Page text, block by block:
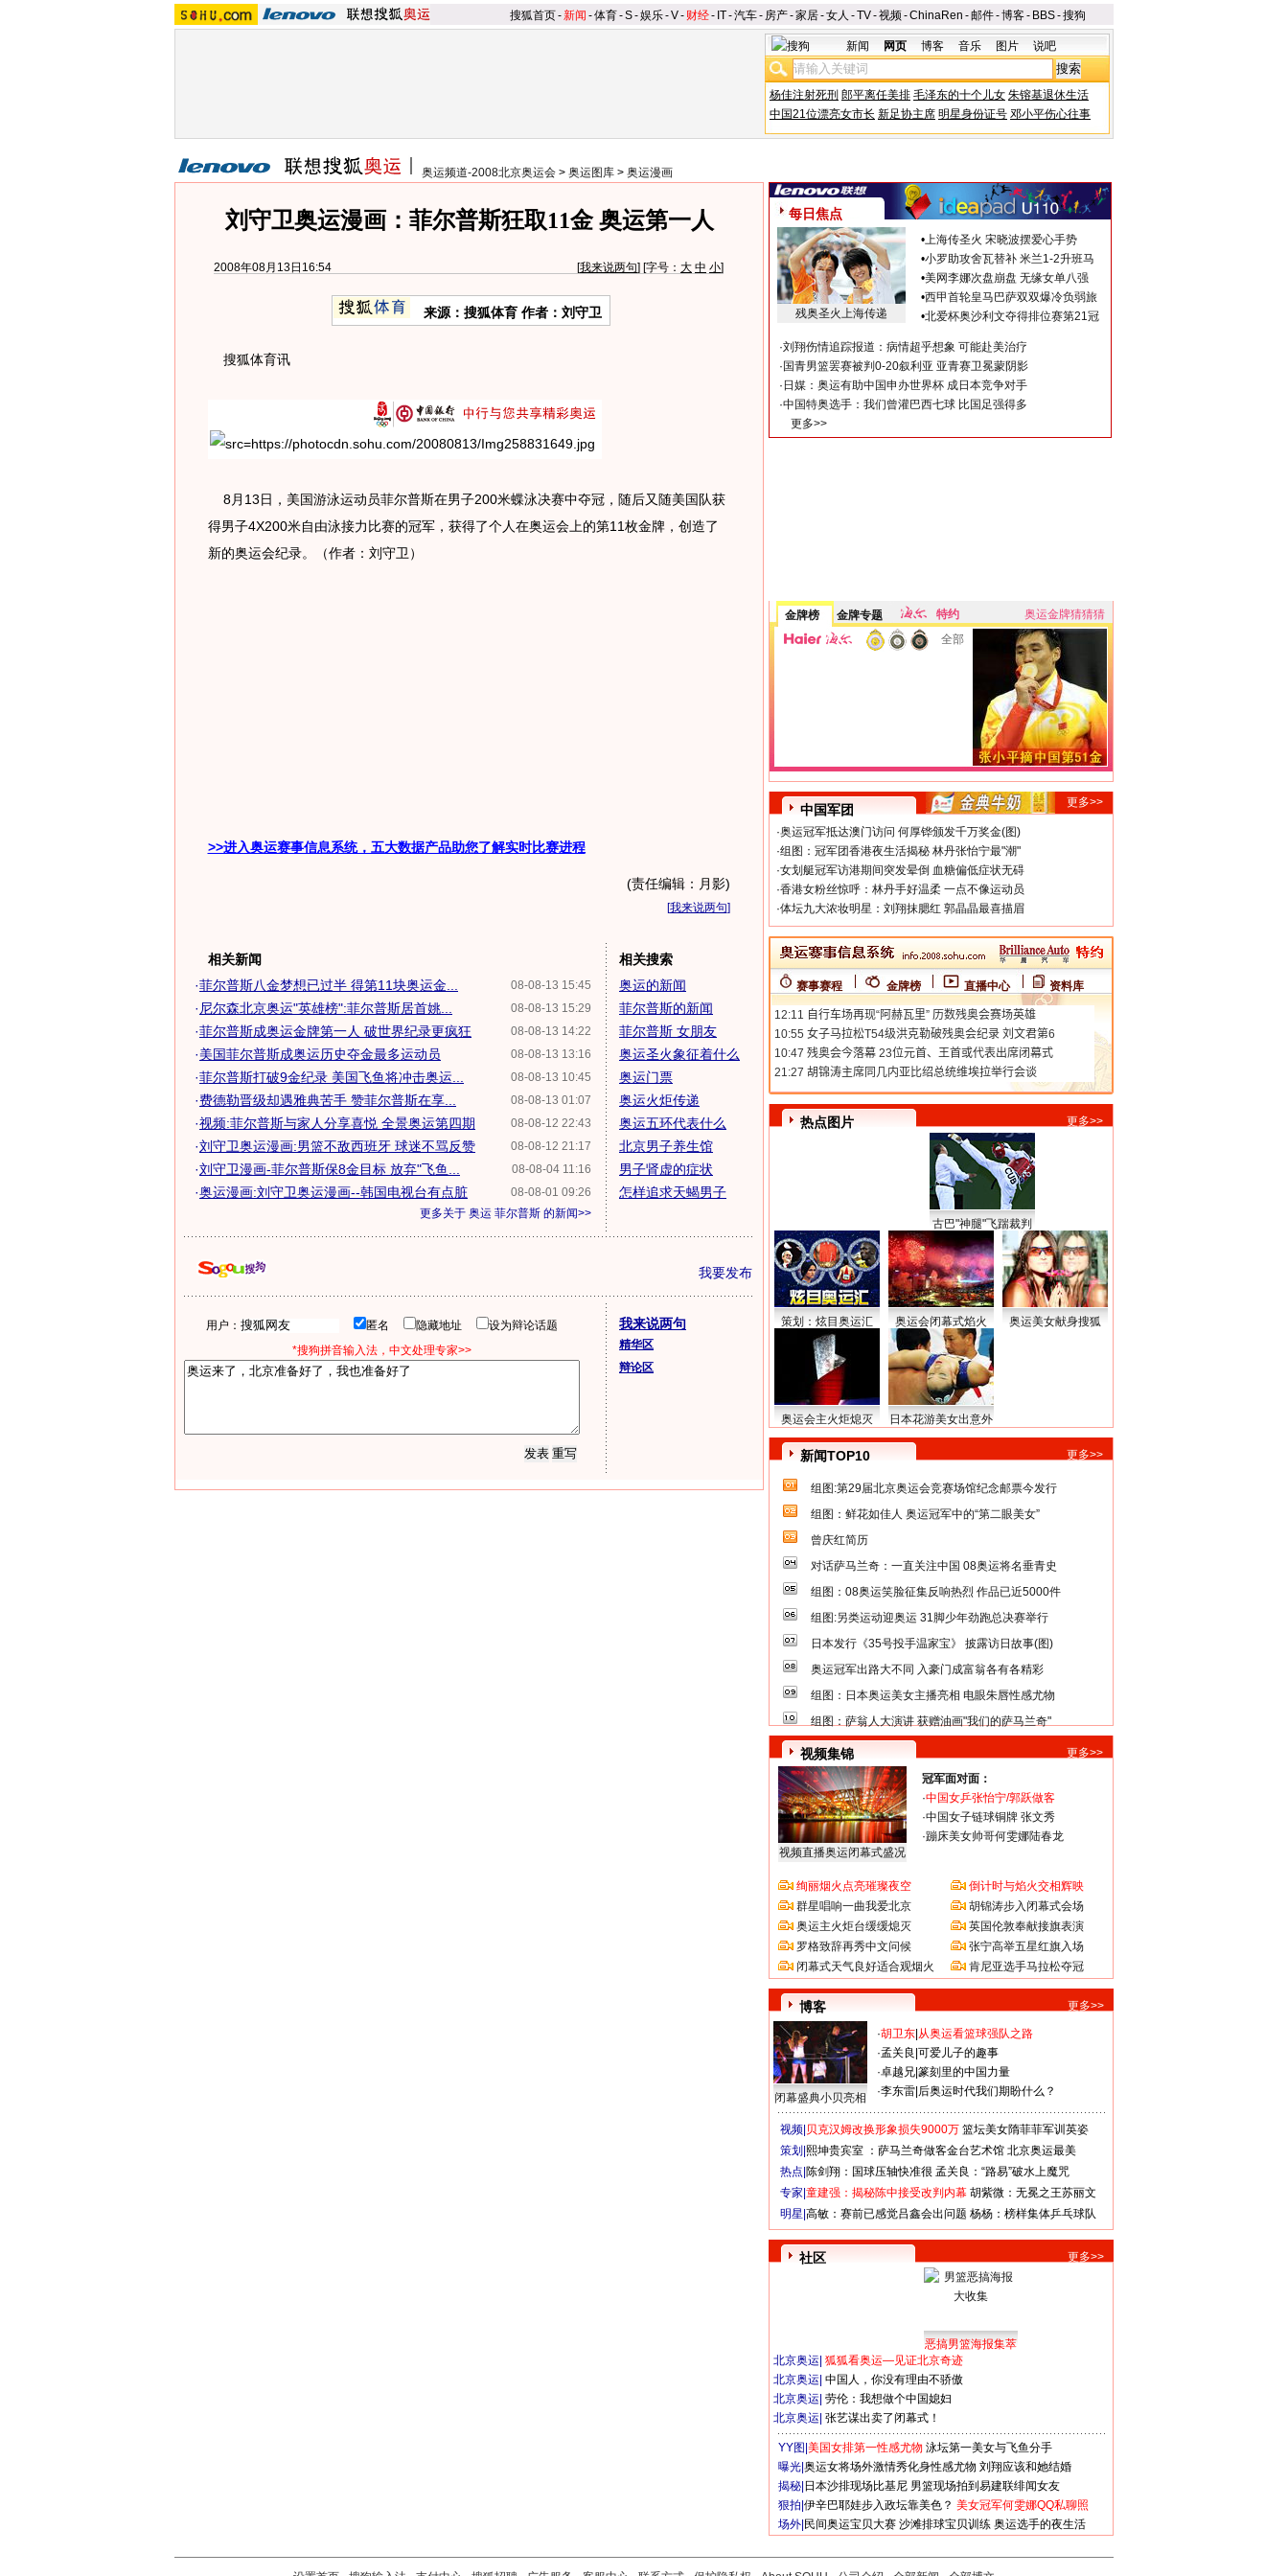
搜狐首页-新闻 -体育-S-娱乐-V- 财经- IT-汽车- 房产-家居-女人 -TV-视频-ChinaRen -邮件-博客- BBS-搜狗
新闻 网页 博客 音乐 图片 说吧
杨佳注射死刑 郎平离任美排 毛泽东的十个儿女 朱镕基退休生活
中国21位漂亮女市长 新足协主席 明星身份证号 邓小平伤心往事
奥运频道-2008北京奥运会 > 奥运图库 > 奥运漫画
刘守卫奥运漫画：菲尔普斯狂取11金 奥运第一人
2008年08月13日16:54 [我来说两句] [字号： 大 中 小]
来源：搜狐体育 作者：刘守卫
搜狐体育讯
8月13日，美国游泳运动员菲尔普斯在男子200米蝶泳决赛中夺冠，随后又随美国队获
得男子4X200米自由泳接力比赛的冠军，获得了个人在奥运会上的第11枚金牌，创造了
新的奥运会纪录。（作者：刘守卫）
>>进入奥运赛事信息系统，五大数据产品助您了解实时比赛进程
(责任编辑：月影)
[我来说两句]
相关新闻
08-08-13 15:45
·菲尔普斯八金梦想已过半 得第11块奥运金...
08-08-13 15:29
· 尼尔森北京奥运"英雄榜":菲尔普斯居首姚...
08-08-13 14:22
·菲尔普斯成奥运金牌第一人 破世界纪录更疯狂
08-08-13 13:16
·美国菲尔普斯成奥运历史夺金最多运动员
08-08-13 10:45
·菲尔普斯打破9金纪录 美国飞鱼将冲击奥运...
08-08-13 01:07
·费德勒晋级却遇雅典苦手 赞菲尔普斯在享...
08-08-12 22:43
·视频:菲尔普斯与家人分享喜悦 全景奥运第四期
08-08-12 21:17
·刘守卫奥运漫画:男篮不敌西班牙 球迷不骂反赞
08-08-04 11:16
·刘守卫漫画-菲尔普斯保8金目标 放弃"飞鱼...
08-08-01 09:26
·奥运漫画:刘守卫奥运漫画--韩国电视台有点脏
更多关于 奥运 菲尔普斯 的新闻>>
相关搜索
奥运的新闻
菲尔普斯的新闻
菲尔普斯 女朋友
奥运圣火象征着什么
奥运门票
奥运火炬传递
奥运五环代表什么
北京男子养生馆
男子肾虚的症状
怎样追求天蝎男子
我要发布
用户： 匿名 隐藏地址
设为辩论话题
*搜狗拼音输入法，中文处理专家>>
我来说两句
精华区
辩论区
每日焦点
残奥圣火上海传递
•上海传圣火 宋晓波摆爱心手势
•小罗助攻舍瓦替补 米兰1-2升班马
•美网李娜次盘崩盘 无缘女单八强
•西甲首轮皇马巴萨双双爆冷负弱旅
•北爱杯奥沙利文夺得排位赛第21冠
·刘翔伤情追踪报道：病情超乎想象 可能赴美治疗
· 国青男篮罢赛被判0-20叙利亚 亚青赛卫冕蒙阴影
· 日媒：奥运有助中国申办世界杯 成日本竞争对手
·中国特奥选手：我们曾灌巴西七球 比国足强得多
更多>>
金牌榜 金牌专题 特约
奥运金牌猜猜猜
全部
中国军团
更多>>
·奥运冠军抵达澳门访问 何厚铧颁发千万奖金(图)
·组图：冠军团香港夜生活揭秘 林丹张怡宁最"潮"
·女划艇冠军访港期间突发晕倒 血糖偏低症状无碍
·香港女粉丝惊呼：林丹手好温柔 一点不像运动员
·体坛九大浓妆明星：刘翔抹腮红 郭晶晶最喜描眉
赛事赛程 金牌榜 直播中心 资料库
热点图片 更多>>
古巴"神腿"飞踹裁判
策划：炫目奥运汇 奥运会闭幕式焰火 奥运美女献身搜狐
奥运会主火炬熄灭 日本花游美女出意外
新闻TOP10 更多>>
组图:第29届北京奥运会竞赛场馆纪念邮票今发行
组图：鲜花如佳人 奥运冠军中的“第二眼美女”
曾庆红简历
对话萨马兰奇：一直关注中国 08奥运将名垂青史
组图：08奥运笑脸征集反响热烈 作品已近5000件
组图:另类运动迎奥运 31脚少年劲跑总决赛举行
日本发行《35号投手温家宝》 披露访日故事(图)
奥运冠军出路大不同 入豪门成富翁各有各精彩
组图：日本奥运美女主播亮相 电眼朱唇性感尤物
组图：萨翁人大演讲 获赠油画"我们的萨马兰奇"
视频集锦 更多>>
视频直播奥运闭幕式盛况
冠军面对面：
·中国女乒张怡宁/郭跃做客
·中国女子链球铜牌 张文秀
·蹦床美女帅哥何雯娜陆春龙
绚丽烟火点亮璀璨夜空
群星唱响一曲我爱北京
奥运主火炬台缓缓熄灭
罗格致辞再秀中文问候
闭幕式天气良好适合观烟火
倒计时与焰火交相辉映
胡锦涛步入闭幕式会场
英国伦敦奉献接旗表演
张宁高举五星红旗入场
肯尼亚选手马拉松夺冠
博客 更多>>
闭幕盛典小贝亮相
·胡卫东 从奥运看篮球强队之路
·孟关良 可爱儿子的趣事
·卓越兄 篆刻里的中国力量
·李东雷 后奥运时代我们期盼什么？
视频| 贝克汉姆改换形象损失9000万 篮坛美女隋菲菲军训英姿
策划| 熙坤贵宾室 ：萨马兰奇做客金台艺术馆 北京奥运最美
热点| 陈剑翔：国球压轴快准很 孟关良：“路易”破水上魔咒
专家| 童建强：揭秘陈中接受改判内幕 胡紫微：无冕之王苏丽文
明星| 高敏：赛前已感觉吕鑫会出问题 杨杨：榜样集体乒乓球队
社区 更多>>
恶搞男篮海报集萃
北京奥运 狐狐看奥运—见证北京奇迹
北京奥运 中国人，你没有理由不骄傲
北京奥运 劳伦：我想做个中国媳妇
北京奥运 张艺谋出卖了闭幕式！
YY图| 美国女排第一性感尤物 泳坛第一美女与飞鱼分手
曝光| 奥运女将场外激情秀化身性感尤物 刘翔应该和她结婚
揭秘| 日本沙排现场比基尼 男篮现场拍到易建联绯闻女友
狠拍| 伊辛巴耶娃步入政坛靠美色？ 美女冠军何雯娜QQ私聊照
场外| 民间奥运宝贝大赛 沙滩排球宝贝训练 奥运选手的夜生活